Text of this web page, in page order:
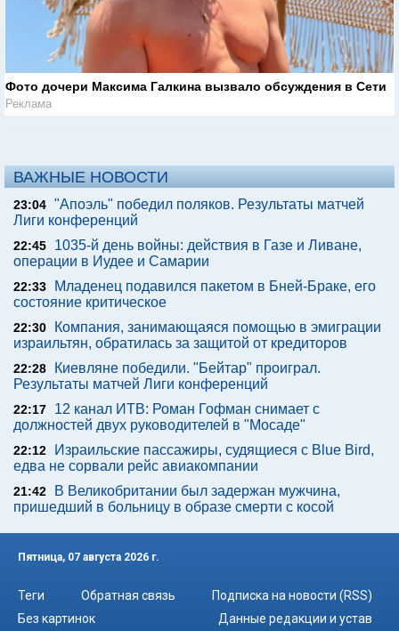
Фото дочери Максима Галкина вызвало обсуждения в Сети
Реклама
ВАЖНЫЕ НОВОСТИ
23:04 "Апоэль" победил поляков. Результаты матчей
Лиги конференций
22:45
1035-й день войны: действия в Газе и Ливане,
операции в Иудее и Самарии
22:33
Младенец подавился пакетом в Бней-Браке, его
состояние критическое
22:30
Компания, занимающаяся помощью в эмиграции
израильтян, обратилась за защитой от кредиторов
22:28
Киевляне победили. "Бейтар" проиграл.
Результаты матчей Лиги конференций
22:17
12 канал ИТВ: Роман Гофман снимает с
должностей двух руководителей в "Мосаде"
22:12
Израильские пассажиры, судящиеся с Blue Bird,
едва не сорвали рейс авиакомпании
21:42
В Великобритании был задержан мужчина,
пришедший в больницу в образе смерти с косой
Пятница, 07 августа 2026 г.
Теги Обратная связь
Подписка на новости (RSS)
Без картинок
Данные редакции и устав